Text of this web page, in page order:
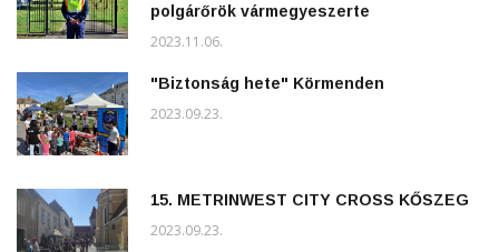
polgárőrök vármegyeszerte
2023.11.06.
"Biztonság hete" Körmenden
2023.09.23.
15. METRINWEST CITY CROSS KŐSZEG
2023.09.23.